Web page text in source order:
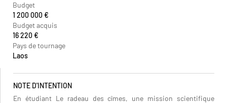
Budget
1 200 000 €
Budget acquis
16 220 €
Pays de tournage
Laos
NOTE D'INTENTION
En étudiant Le radeau des cîmes, une mission scientifique